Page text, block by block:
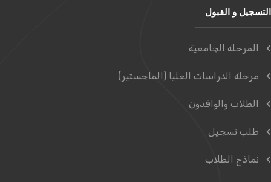
التسجيل و القبول
المرحلة الجامعية
مرحلة الدراسات العليا (الماجستير)
الطلاب والوافدون
طلب تسجيل
نماذج الطلاب